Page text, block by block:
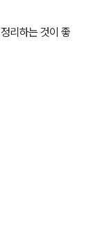
리하는 것이 좋